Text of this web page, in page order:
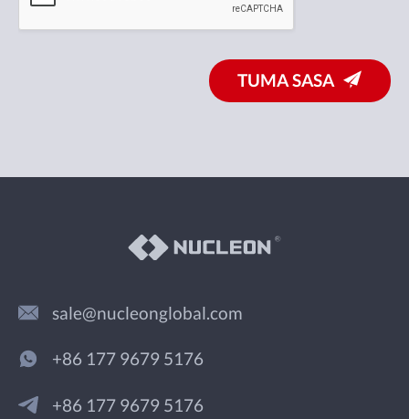
TUMA SASA
sale@nucleonglobal.com
+86 177 9679 5176
+86 177 9679 5176